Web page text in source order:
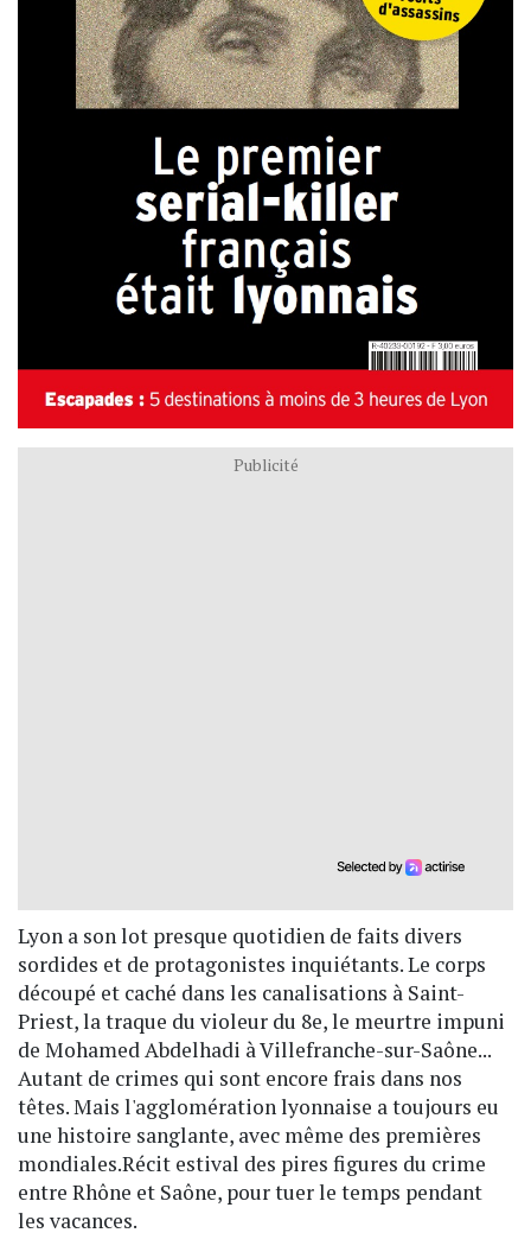
Publicité
Lyon a son lot presque quotidien de faits divers
sordides et de protagonistes inquiétants. Le corps
découpé et caché dans les canalisations à Saint-
Priest, la traque du violeur du 8e, le meurtre impuni
de Mohamed Abdelhadi à Villefranche-sur-Saône...
Autant de crimes qui sont encore frais dans nos
têtes. Mais l'agglomération lyonnaise a toujours eu
une histoire sanglante, avec même des premières
mondiales.Récit estival des pires figures du crime
entre Rhône et Saône, pour tuer le temps pendant
les vacances.